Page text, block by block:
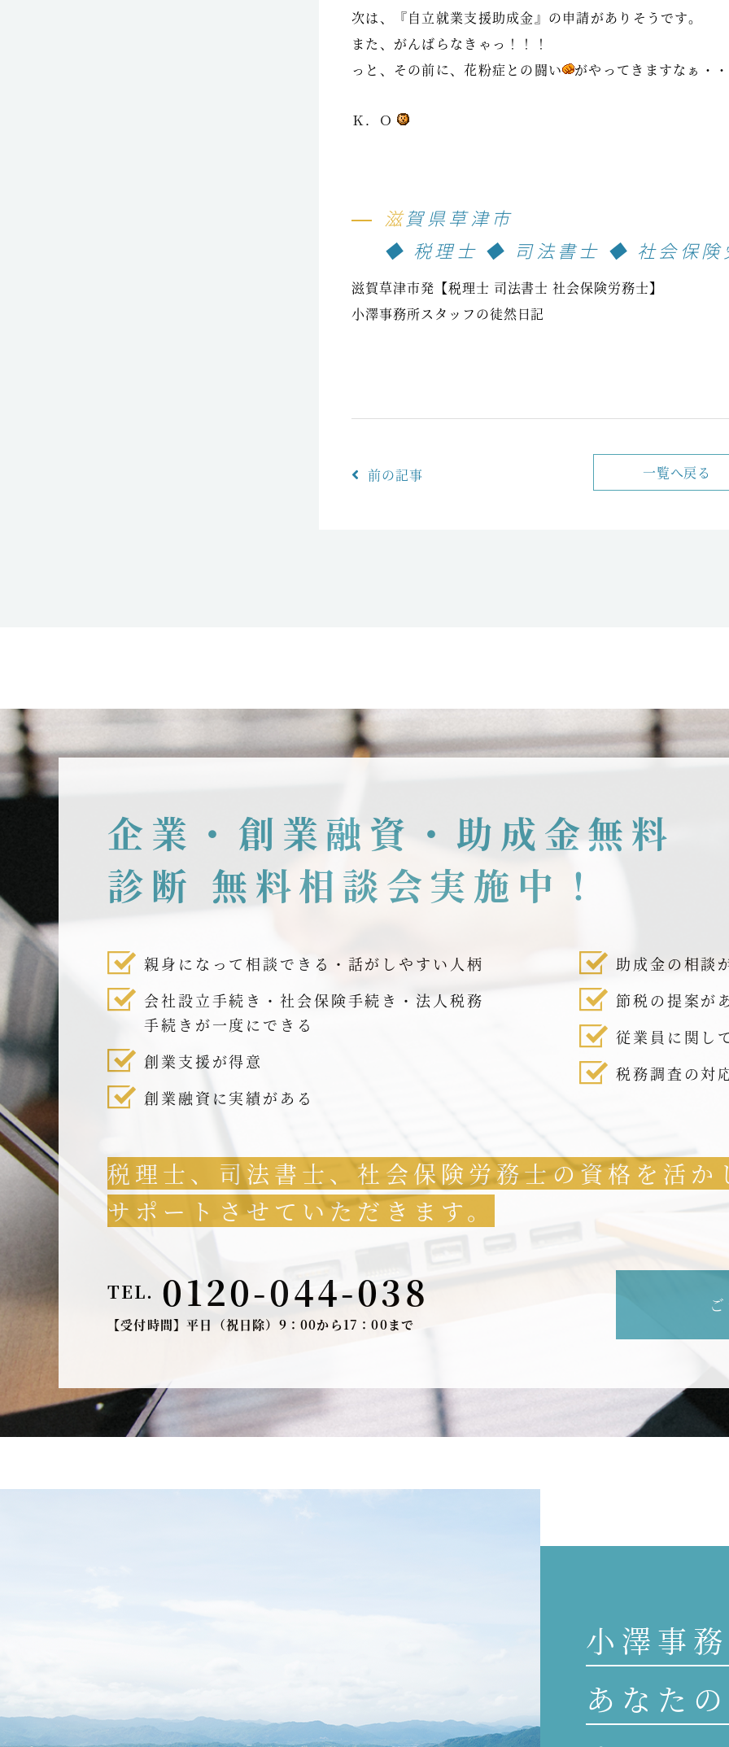
次は、『自立就業支援助成金』の申請がありそうです。
また、がんばらなきゃっ！！！
っと、その前に、花粉症との闘い
がやってきますなぁ・
Ｋ．Ｏ
滋賀県草津市
◆ 税理士 ◆ 司法書士 ◆ 社会保
滋賀草津市発【税理士 司法書士 社会保険労務士】
小澤事務所スタッフの徒然日記
前の記事 一覧へ戻る
企業・創業融資・助成金無料
診断 無料相談会実施中！
親身になって相談できる・話がしやすい人柄
会社設立手続き・社会保険手続き・法人税務
手続きが一度にできる
創業支援が得意
創業融資に実績がある
助成金の相談
節税の提案が
従業員に関し
税務調査の対
税理士、司法書士、社会保険労務士の資格を活か
サポートさせていただきます。
TEL. 0120-044-038
【受付時間】平日（祝日除）9：00から17：00まで
小澤事
あなた